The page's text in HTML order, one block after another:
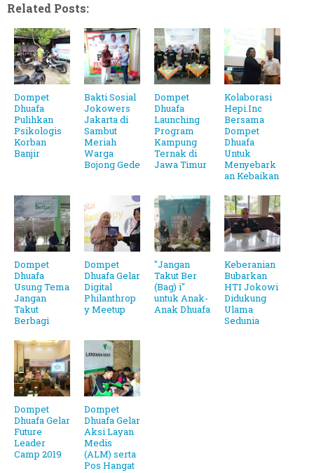
Related Posts:
Dompet
Dhuafa
Pulihkan
Psikologis
Korban
Banjir
Bakti Sosial
Jokowers
Jakarta di
Sambut
Meriah
Warga
Bojong Gede
Dompet
Dhuafa
Launching
Program
Kampung
Ternak di
Jawa Timur
Kolaborasi
Hepi.Inc
Bersama
Dompet
Dhuafa
Untuk
Menyebark
an Kebaikan
Dompet
Dhuafa
Usung Tema
Jangan
Takut
Berbagi
Dompet
Dhuafa Gelar
Digital
Philanthrop
y Meetup
"Jangan
Takut Ber
(Bag) i"
untuk Anak-
Anak Dhuafa
Keberanian
Bubarkan
HTI Jokowi
Didukung
Ulama
Sedunia
Dompet
Dhuafa Gelar
Future
Leader
Camp 2019
Dompet
Dhuafa Gelar
Aksi Layan
Medis
(ALM) serta
Pos Hangat